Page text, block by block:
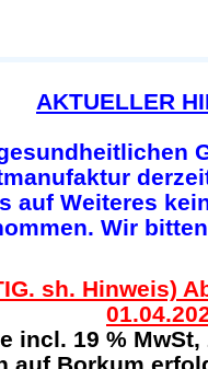
AKTUELLER
auf Weiteres
Wir
sh. Hinweis)
incl. 19 %